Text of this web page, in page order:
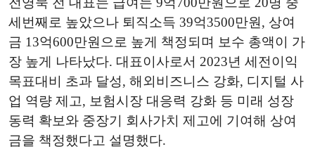
세번째로 높았으나 퇴직소득 39억3500만원, 상여
금 13억600만원으로 높게 책정되며 보수 총액이 가
장 높게 나타났다. 대표이사로서 2023년 세전이익
목표대비 초과 달성, 해외비즈니스 강화, 디지털 사
업 역량 제고, 보험시장 대응력 강화 등 미래 성장
동력 확보와 중장기 회사가치 제고에 기여해 상여
금을 책정했다고 설명했다.